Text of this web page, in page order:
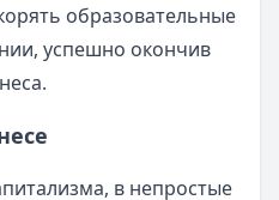
образовательные
успешно окончив
в непростые